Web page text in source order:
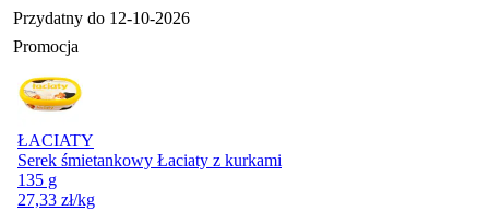
Przydatny do 12-10-2026
Promocja
ŁACIATY
Serek śmietankowy Łaciaty z kurkami
135 g
27,33 zł/kg